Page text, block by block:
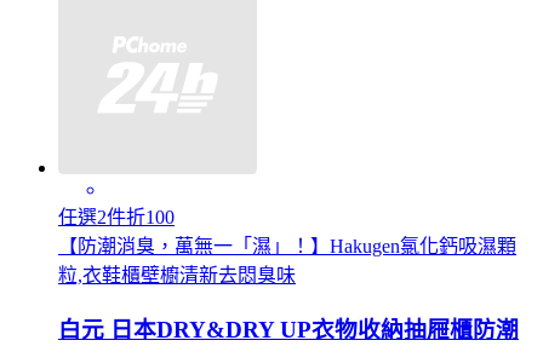
任選2件折100
【防潮消臭，萬無一「濕」！】Hakugen氯化鈣吸濕顆
粒,衣鞋櫃壁櫥清新去悶臭味
白元 日本DRY&DRY UP衣物收納抽屜櫃防潮